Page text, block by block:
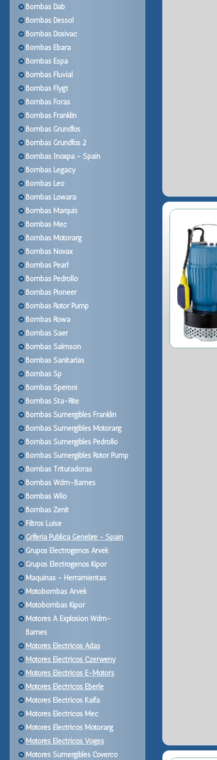
Bombas Dab
Bombas Dessol
Bombas Dosivac
Bombas Ebara
Bombas Espa
Bombas Fluvial
Bombas Flygt
Bombas Foras
Bombas Franklin
Bombas Grundfos
Bombas Grundfos 2
Bombas Inoxpa - Spain
Bombas Legacy
Bombas Leo
Bombas Lowara
Bombas Marquis
Bombas Mec
Bombas Motorarg
Bombas Novax
Bombas Pearl
Bombas Pedrollo
Bombas Pioneer
Bombas Rotor Pump
Bombas Rowa
Bombas Saer
Bombas Salmson
Bombas Sanitarias
Bombas Sp
Bombas Speroni
Bombas Sta-Rite
Bombas Sumergibles Franklin
Bombas Sumergibles Motorarg
Bombas Sumergibles Pedrollo
Bombas Sumergibles Rotor Pump
Bombas Trituradoras
Bombas Wdm-Barnes
Bombas Wilo
Bombas Zenit
Filtros Luise
Griferia Publica Genebre - Spain
Grupos Electrogenos Arvek
Grupos Electrogenos Kipor
Maquinas - Herramientas
Motobombas Arvek
Motobombas Kipor
Motores A Explosion Wdm-
Barnes
Motores Electricos Adas
Motores Electricos Czerweny
Motores Electricos E-Motors
Motores Electricos Eberle
Motores Electricos Kaifa
Motores Electricos Mec
Motores Electricos Motorarg
Motores Electricos Voges
Motores Sumergibles Coverco